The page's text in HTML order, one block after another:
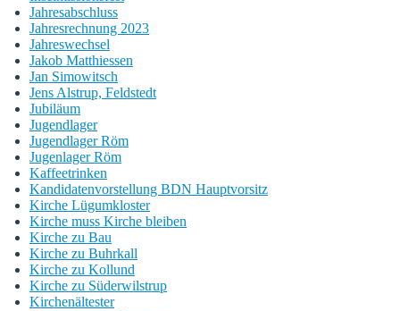
Jahresabschluss
Jahresrechnung 2023
Jahreswechsel
Jakob Matthiessen
Jan Simowitsch
Jens Alstrup, Feldstedt
Jubiläum
Jugendlager
Jugendlager Röm
Jugenlager Röm
Kaffeetrinken
Kandidatenvorstellung BDN Hauptvorsitz
Kirche Lügumkloster
Kirche muss Kirche bleiben
Kirche zu Bau
Kirche zu Buhrkall
Kirche zu Kollund
Kirche zu Süderwilstrup
Kirchenältester